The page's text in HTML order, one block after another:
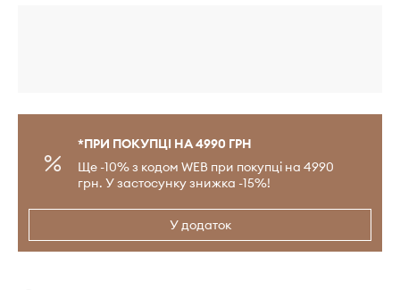
*ПРИ ПОКУПЦІ НА 4990 ГРН
Ще -10% з кодом WEB при покупці на 4990
грн. У застосунку знижка -15%!
У додаток